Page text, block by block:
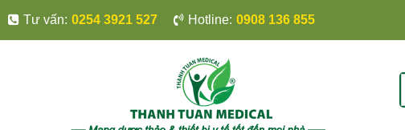
Tư vấn: 0254 3921 527 Hotline: 0908 136 855